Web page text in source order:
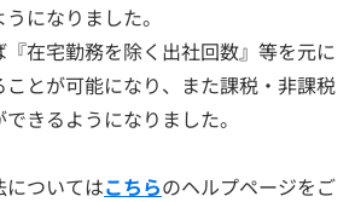
になりました。
在宅勤務を除く出社回数』等を元に
とが可能になり、また課税・非課税
きるようになりました。
ついてはこちらのヘルプページをご